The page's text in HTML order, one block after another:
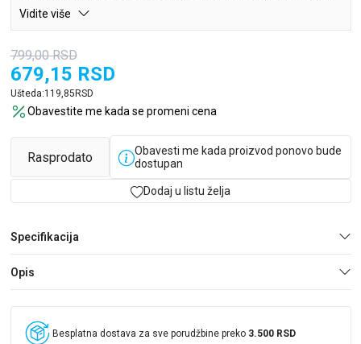
zabrinut oko svega što se dešava i zajedno sa Majkroftom
ima sa izgradnjom Sueckog kanala u Egiptu? Odgovori će
potresti svet i pretiti da razore porodicu Holms.
Vidite više
799,00 RSD
679,15 RSD
Ušteda:119,85 RSD
Obavestite me kada se promeni cena
Rasprodato
Obavesti me kada proizvod ponovo bude
dostupan
Dodaj u listu želja
Specifikacija
Opis
Besplatna dostava za sve porudžbine preko 3.500 RSD